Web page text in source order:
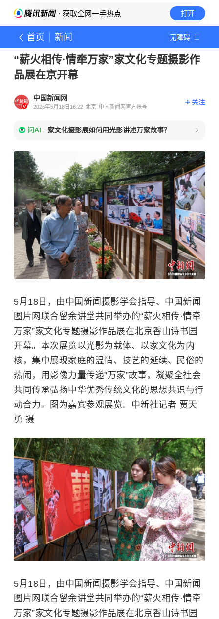
· 获取全网一手热点 打开
首页 新闻 无障碍
“薪火相传·情牵万家”家文化专题摄影作
品展在京开幕
中国新闻网
2026年5月18日16:22 北京 中国新闻网官方账号
关注
问AI · 家文化摄影展如何用光影讲述万家故事？
5月18日，由中国新闻摄影学会指导、中国新闻
图片网联合留余讲堂共同举办的“薪火相传·情牵
万家”家文化专题摄影作品展在北京香山诗书园
开幕。本次展览以光影为载体、以家文化为内
核，集中展现家庭的温情、技艺的延续、民俗的
热闹，用影像力量传递"万家”故事，凝聚全社会
共同传承弘扬中华优秀传统文化的思想共识与行
动合力。图为嘉宾参观展览。中新社记者 贾天
勇 摄
5月18日，由中国新闻摄影学会指导、中国新闻
图片网联合留余讲堂共同举办的“薪火相传·情牵
万家”家文化专题摄影作品展在北京香山诗书园